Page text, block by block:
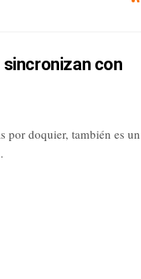
con
por doquier, también es un